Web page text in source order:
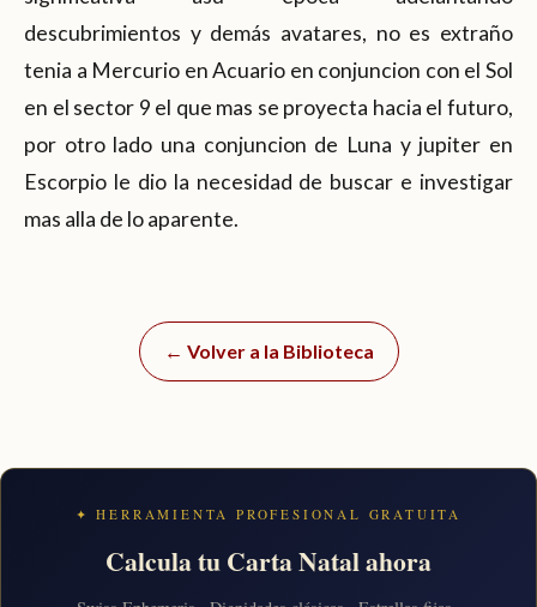
descubrimientos y demás avatares, no es extraño
tenia a Mercurio en Acuario en conjuncion con el Sol
en el sector 9 el que mas se proyecta hacia el futuro,
por otro lado una conjuncion de Luna y jupiter en
Escorpio le dio la necesidad de buscar e investigar
mas alla de lo aparente.
← Volver a la Biblioteca
✦ HERRAMIENTA PROFESIONAL GRATUITA
Calcula tu Carta Natal ahora